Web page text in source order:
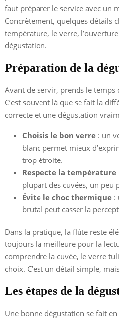
faut préparer le service avec un
Concrètement, quelques détails
température, le verre,
dégustation.
Préparation de la
Avant de servir, prends le
C’est souvent là que se fait la
correcte et une dégustation
Choisis le bon verre : un
blanc permet mieux
trop étroite.
Respecte la température
plupart des cuvées, un peu
Évite le choc thermique :
brutal peut casser la
Dans la pratique, la flûte reste
toujours la meilleure pour la
comprendre la cuvée, le verre
choix. C’est un détail simple,
Les étapes de la
Une bonne dégustation se fait en